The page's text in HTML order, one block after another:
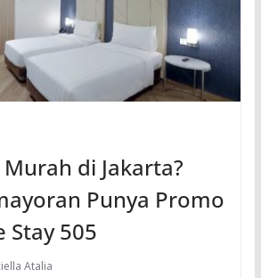
di Jakarta?
Punya Promo
Stay 505
Atalia